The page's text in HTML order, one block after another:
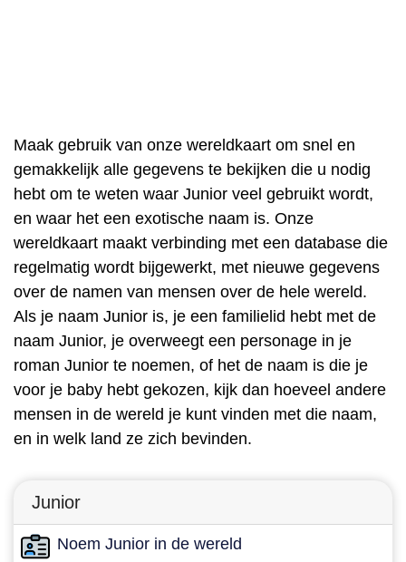
Maak gebruik van onze wereldkaart om snel en
gemakkelijk alle gegevens te bekijken die u nodig
hebt om te weten waar Junior veel gebruikt wordt,
en waar het een exotische naam is. Onze
wereldkaart maakt verbinding met een database die
regelmatig wordt bijgewerkt, met nieuwe gegevens
over de namen van mensen over de hele wereld.
Als je naam Junior is, je een familielid hebt met de
naam Junior, je overweegt een personage in je
roman Junior te noemen, of het de naam is die je
voor je baby hebt gekozen, kijk dan hoeveel andere
mensen in de wereld je kunt vinden met die naam,
en in welk land ze zich bevinden.
Junior
Noem Junior in de wereld